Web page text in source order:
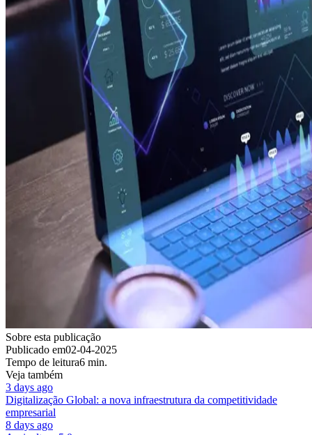
Sobre esta publicação
Publicado em02-04-2025
Tempo de leitura6 min.
Veja também
3 days ago
Digitalização Global: a nova infraestrutura da competitividade
empresarial
8 days ago